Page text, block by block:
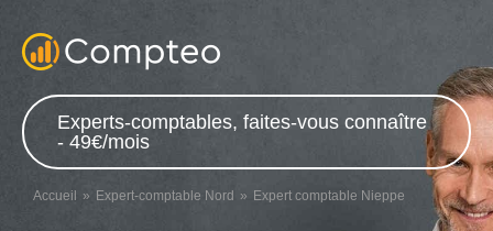
Experts-comptables, faites-vous connaître
- 49€/mois
Accueil Expert-comptable Nord Expert comptable Nieppe